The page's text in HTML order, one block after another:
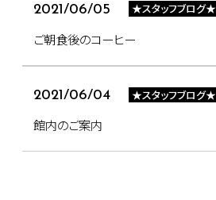
2021/06/05 ★スタッフブログ★
ご朝食後のコーヒー
2021/06/04 ★スタッフブログ★
館内のご案内